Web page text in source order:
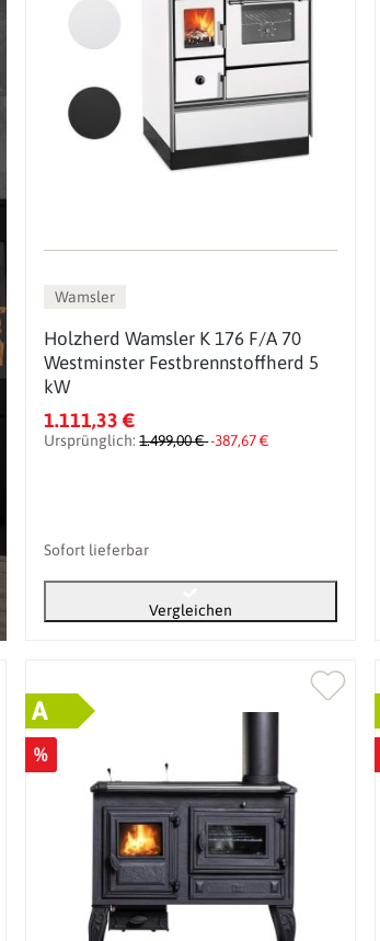
Wamsler
Holzherd Wamsler K 176 F/A 70
Westminster Festbrennstoffherd 5
kW
1.111,33 €
Ursprünglich:1.499,00 €-387,67 €
Sofort lieferbar
Vergleichen
A
%